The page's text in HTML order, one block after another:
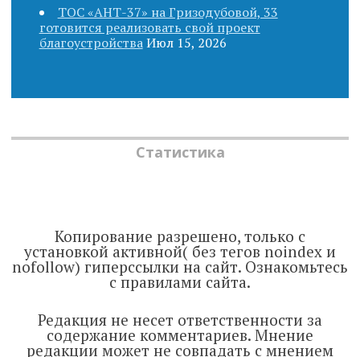
ТОС «АНТ-37» на Гризодубовой, 33
готовится реализовать свой проект
благоустройстваИюл 15, 2026
Статистика
Копирование разрешено, только с
установкой активной( без тегов noindex и
nofollow) гиперссылки на сайт. Ознакомьтесь
с правилами сайта.
Редакция не несет ответственности за
содержание комментариев. Мнение
редакции может не совпадать с мнением